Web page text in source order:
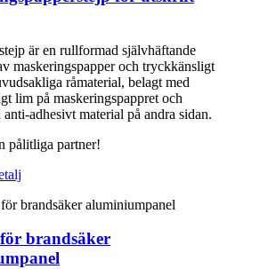
är en rullformad självhäftande
maskeringspapper och tryckkänsligt
råmaterial, belagt med
lim på maskeringspappret och
anti-adhesivt material på andra sidan.
pålitliga partner!
brandsäker